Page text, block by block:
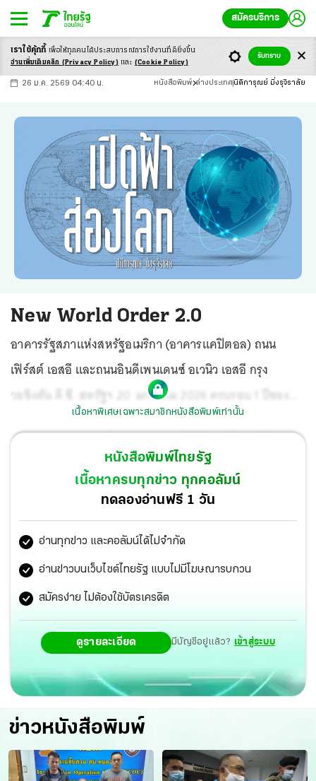
สมัครบริการ
-ก ก ก+
26 ม.ค. 2569 04:40 น. หนังสือพิมพ์ ต่างประเทศ นิติการุณย์ มิ่งรุจิราลัย
New World Order 2.0
อาคารรัฐสภาแห่งสหรัฐอเมริกา (อาคารแคปิตอล) ถนน
เฟิร์สต์ เอสอี และถนนอินดีเพนเดนซ์ อเวนิว เอสอี กรุง
วอชิงตัน ดี.ซี. สหรัฐฯ 20 มกราคม 2026 ครบรอบ 1 ปีของ
การดำรงตำแหน่งประธานาธิบดีสหรัฐฯของทรัมป์ มีงานเลี้ยง
ของสมาชิกสภาคองเกรส โดยมีเค้กรูปเกาะกรีนแลนด์ที่บน
หน้าเค้กเป็นธงดาวและแถบที่เรียกว่า The Star-Spangled
Banner ซึ่งเป็นธงชาติสหรัฐอเมริกา
เนื้อหาพิเศษเฉพาะสมาชิกหนังสือพิมพ์เท่านั้น
หนังสือพิมพ์ไทยรัฐ
เนื้อหาครบทุกข่าว ทุกคอลัมน์
ทดลองอ่านฟรี 1 วัน
อ่านทุกข่าว และคอลัมน์ได้ไม่จำกัด
อ่านข่าวบนเว็บไซต์ไทยรัฐ แบบไม่มีโฆษณารบกวน
สมัครง่าย ไม่ต้องใช้บัตรเครดิต
ดูรายละเอียด มีบัญชีอยู่แล้ว? เข้าสู่ระบบ
ข่าวหนังสือพิมพ์
เราใช้คุ้กกี้ เพื่อให้ทุกคนได้ประสบการณ์การใช้งานที่ดียิ่งขึ้น
อ่านเพิ่มเติมคลิก (Privacy Policy) และ (Cookie Policy)
รับทราบ